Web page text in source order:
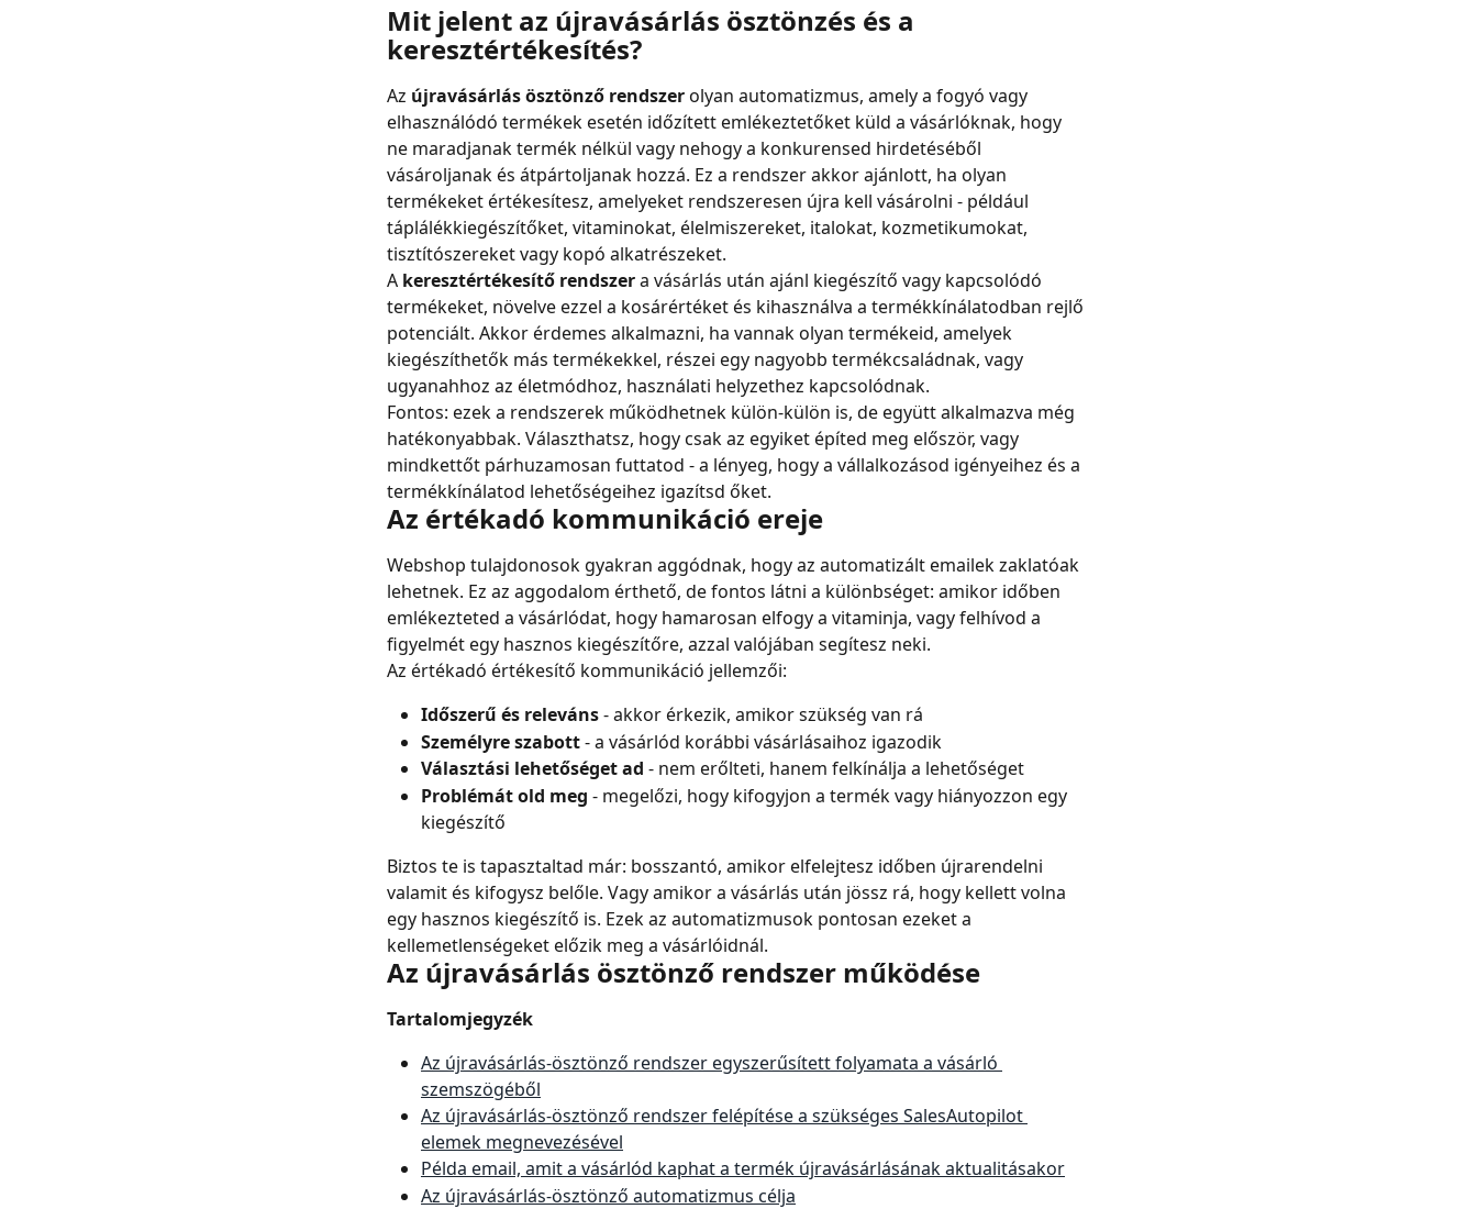
Mit jelent az újravásárlás ösztönzés és a
keresztértékesítés?
Az újravásárlás ösztönző rendszer olyan automatizmus, amely a fogyó vagy
elhasználódó termékek esetén időzített emlékeztetőket küld a vásárlóknak, hogy
ne maradjanak termék nélkül vagy nehogy a konkurensed hirdetéséből
vásároljanak és átpártoljanak hozzá. Ez a rendszer akkor ajánlott, ha olyan
termékeket értékesítesz, amelyeket rendszeresen újra kell vásárolni - például
táplálékkiegészítőket, vitaminokat, élelmiszereket, italokat, kozmetikumokat,
tisztítószereket vagy kopó alkatrészeket.
A keresztértékesítő rendszer a vásárlás után ajánl kiegészítő vagy kapcsolódó
termékeket, növelve ezzel a kosárértéket és kihasználva a termékkínálatodban rejlő
potenciált. Akkor érdemes alkalmazni, ha vannak olyan termékeid, amelyek
kiegészíthetők más termékekkel, részei egy nagyobb termékcsaládnak, vagy
ugyanahhoz az életmódhoz, használati helyzethez kapcsolódnak.
Fontos: ezek a rendszerek működhetnek külön-külön is, de együtt alkalmazva még
hatékonyabbak. Választhatsz, hogy csak az egyiket építed meg először, vagy
mindkettőt párhuzamosan futtatod - a lényeg, hogy a vállalkozásod igényeihez és a
termékkínálatod lehetőségeihez igazítsd őket.
Az értékadó kommunikáció ereje
Webshop tulajdonosok gyakran aggódnak, hogy az automatizált emailek zaklatóak
lehetnek. Ez az aggodalom érthető, de fontos látni a különbséget: amikor időben
emlékezteted a vásárlódat, hogy hamarosan elfogy a vitaminja, vagy felhívod a
figyelmét egy hasznos kiegészítőre, azzal valójában segítesz neki.
Az értékadó értékesítő kommunikáció jellemzői:
Időszerű és releváns - akkor érkezik, amikor szükség van rá
Személyre szabott - a vásárlód korábbi vásárlásaihoz igazodik
Választási lehetőséget ad - nem erőlteti, hanem felkínálja a lehetőséget
Problémát old meg - megelőzi, hogy kifogyjon a termék vagy hiányozzon egy
kiegészítő
Biztos te is tapasztaltad már: bosszantó, amikor elfelejtesz időben újrarendelni
valamit és kifogysz belőle. Vagy amikor a vásárlás után jössz rá, hogy kellett volna
egy hasznos kiegészítő is. Ezek az automatizmusok pontosan ezeket a
kellemetlenségeket előzik meg a vásárlóidnál.
Az újravásárlás ösztönző rendszer működése
Tartalomjegyzék
Az újravásárlás-ösztönző rendszer egyszerűsített folyamata a vásárló
szemszögéből
Az újravásárlás-ösztönző rendszer felépítése a szükséges SalesAutopilot
elemek megnevezésével
Példa email, amit a vásárlód kaphat a termék újravásárlásának aktualitásakor
Az újravásárlás-ösztönző automatizmus célja